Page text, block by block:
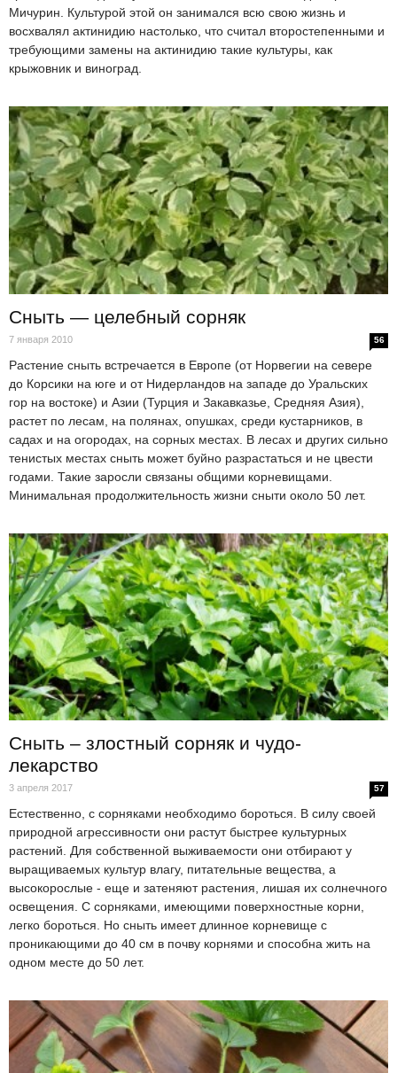
Мичурин. Культурой этой он занимался всю свою жизнь и
восхвалял актинидию настолько, что считал второстепенными и
требующими замены на актинидию такие культуры, как
крыжовник и виноград.
Сныть — целебный сорняк
7 января 2010 56
Растение сныть встречается в Европе (от Норвегии на севере
до Корсики на юге и от Нидерландов на западе до Уральских
гор на востоке) и Азии (Турция и Закавказье, Средняя Азия),
растет по лесам, на полянах, опушках, среди кустарников, в
садах и на огородах, на сорных местах. В лесах и других сильно
тенистых местах сныть может буйно разрастаться и не цвести
годами. Такие заросли связаны общими корневищами.
Минимальная продолжительность жизни сныти около 50 лет.
Сныть – злостный сорняк и чудо-
лекарство
3 апреля 2017 57
Естественно, с сорняками необходимо бороться. В силу своей
природной агрессивности они растут быстрее культурных
растений. Для собственной выживаемости они отбирают у
выращиваемых культур влагу, питательные вещества, а
высокорослые - еще и затеняют растения, лишая их солнечного
освещения. С сорняками, имеющими поверхностные корни,
легко бороться. Но сныть имеет длинное корневище с
проникающими до 40 см в почву корнями и способна жить на
одном месте до 50 лет.